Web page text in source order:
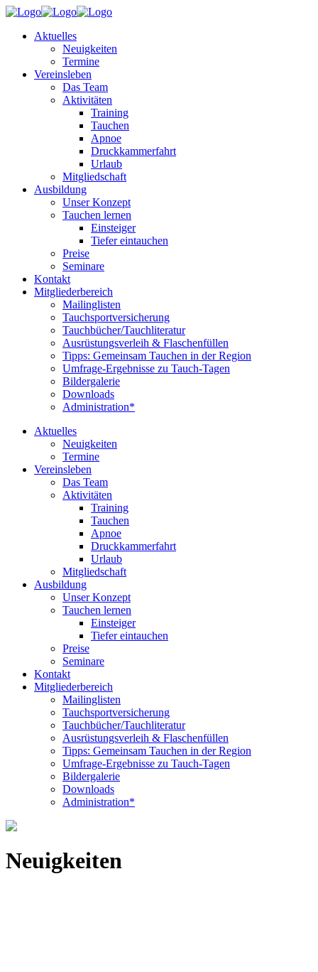
Aktuelles
Neuigkeiten
Termine
Vereinsleben
Das Team
Aktivitäten
Training
Tauchen
Apnoe
Druckkammerfahrt
Urlaub
Mitgliedschaft
Ausbildung
Unser Konzept
Tauchen lernen
Einsteiger
Tiefer eintauchen
Preise
Seminare
Kontakt
Mitgliederbereich
Mailinglisten
Tauchsportversicherung
Tauchbücher/Tauchliteratur
Ausrüstungsverleih & Flaschenfüllen
Tipps: Gemeinsam Tauchen in der Region
Umfrage-Ergebnisse zu Tauch-Tagen
Bildergalerie
Downloads
Administration*
Aktuelles
Neuigkeiten
Termine
Vereinsleben
Das Team
Aktivitäten
Training
Tauchen
Apnoe
Druckkammerfahrt
Urlaub
Mitgliedschaft
Ausbildung
Unser Konzept
Tauchen lernen
Einsteiger
Tiefer eintauchen
Preise
Seminare
Kontakt
Mitgliederbereich
Mailinglisten
Tauchsportversicherung
Tauchbücher/Tauchliteratur
Ausrüstungsverleih & Flaschenfüllen
Tipps: Gemeinsam Tauchen in der Region
Umfrage-Ergebnisse zu Tauch-Tagen
Bildergalerie
Downloads
Administration*
Neuigkeiten